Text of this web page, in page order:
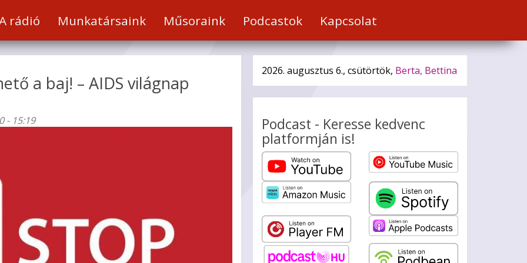
rádió Munkatársaink Műsoraink Podcastok Kapcsolat
a baj! – AIDS világnap
- 15:19
2026. augusztus 6., csütörtök, Berta, Bettina
Podcast - Keresse kedvenc
platformján is!